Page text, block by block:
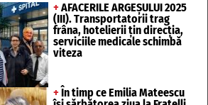
+ AFACERILE ARGEȘULUI 2025
(III). Transportatorii trag
frâna, hotelierii țin direcția,
serviciile medicale schimbă
viteza
+ În timp ce Emilia Mateescu